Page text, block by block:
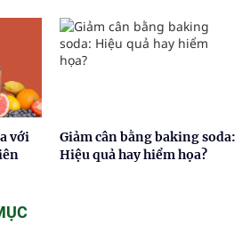
với
Giảm cân bằng baking soda:
Hiệu quả hay hiểm họa?